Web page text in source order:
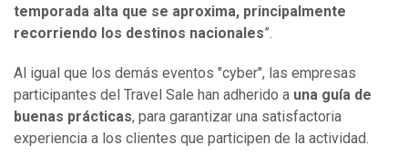
temporada alta que se aproxima, principalmente
recorriendo los destinos nacionales”.
Al igual que los demás eventos "cyber", las empresas
participantes del Travel Sale han adherido a una guía de
buenas prácticas, para garantizar una satisfactoria
experiencia a los clientes que participen de la actividad.